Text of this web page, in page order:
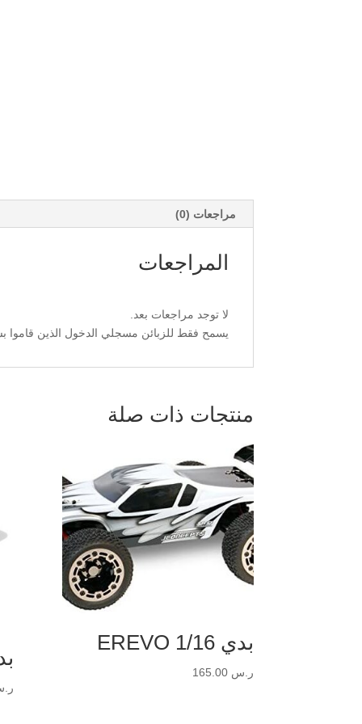
مراجعات (0)
المراجعات
لا توجد مراجعات بعد.
يسمح فقط للزبائن مسجلي الدخول الذين قاموا
منتجات ذات صلة
بدي EREVO 1/16
ر.س 165.00